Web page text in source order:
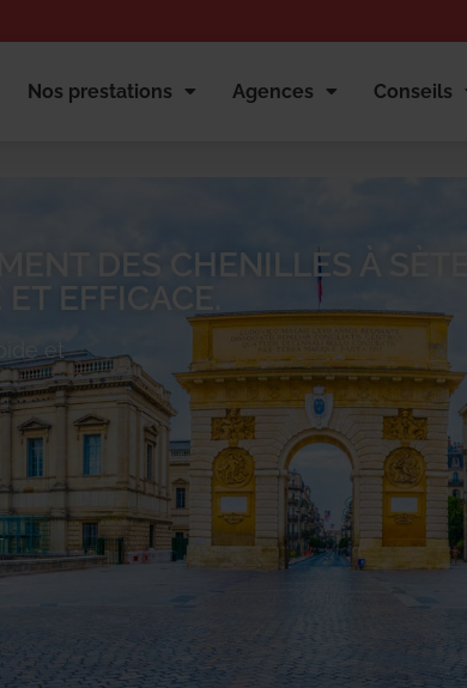
Nos prestations Agences Conseils
DES CHENILLES À SÈTE
EFFICACE.
et